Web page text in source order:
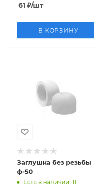
61 ₽/шт
В КОРЗИНУ
Заглушка без резьбы
ф-50
Есть в наличии: 11